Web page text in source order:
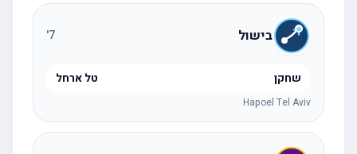
בישול
שחקן טל ארחל
Hapoel Tel Aviv